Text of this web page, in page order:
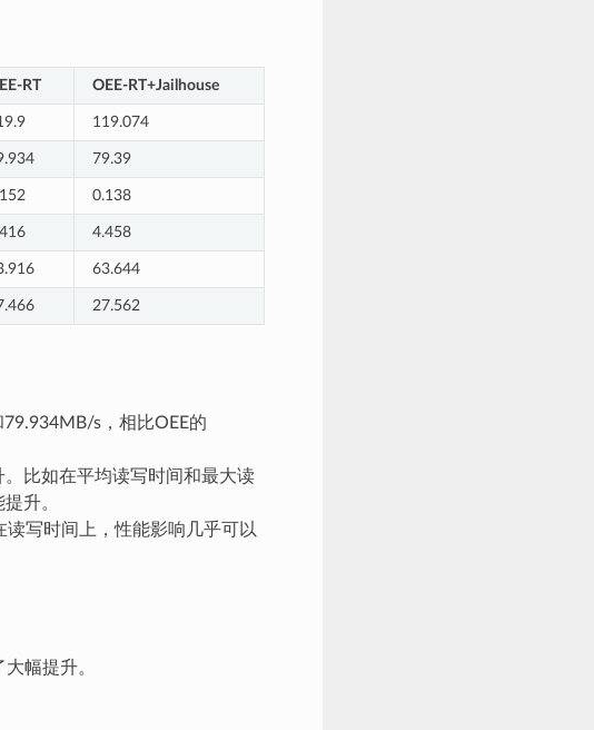
RT OEE-RT+Jailhouse
119.074
79.39
0.138
4.458
63.644
27.562
s，相比OEE的
比如在平均读写时间和最大读
升。
读写时间上，性能影响几乎可以
幅提升。